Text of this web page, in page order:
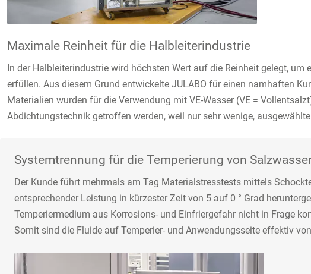
Maximale Reinheit für die Halbleiterindustrie
In der Halbleiterindustrie wird höchsten Wert auf die Reinheit gelegt,
erfüllen. Aus diesem Grund entwickelte JULABO für einen namhaften
Materialien wurden für die Verwendung mit VE-Wasser (VE =
Abdichtungstechnik getroffen werden, weil nur sehr wenige,
Systemtrennung für die Temperierung von
Der Kunde führt mehrmals am Tag Materialstresstests mittels
entsprechender Leistung in kürzester Zeit von 5 auf 0 ° Grad
Temperiermedium aus Korrosions- und Einfriergefahr nicht in Frage
Somit sind die Fluide auf Temperier- und Anwendungsseite effektiv